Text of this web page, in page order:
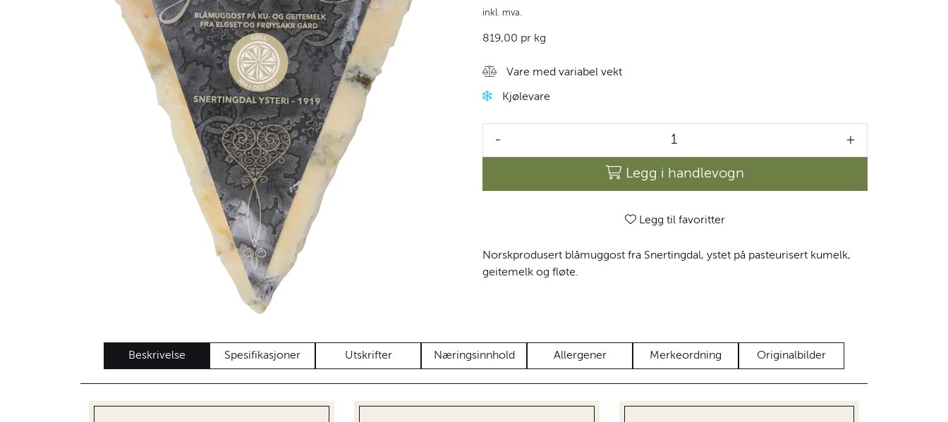
inkl. mva.
819,00 pr kg
Vare med variabel vekt
Kjølevare
- +
Legg i handlevogn
Legg til favoritter
Norskprodusert blåmuggost fra Snertingdal, ystet på pasteurisert kumelk,
geitemelk og fløte.
Beskrivelse Spesifikasjoner Utskrifter Næringsinnhold Allergener Merkeordning Originalbilder